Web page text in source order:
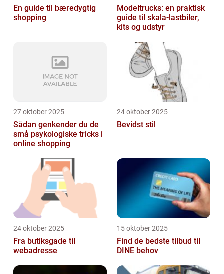
En guide til bæredygtig
shopping
Modeltrucks: en praktisk
guide til skala-lastbiler,
kits og udstyr
27 oktober 2025
Sådan genkender du de
små psykologiske tricks i
online shopping
24 oktober 2025
Bevidst stil
24 oktober 2025
Fra butiksgade til
webadresse
15 oktober 2025
Find de bedste tilbud til
DINE behov